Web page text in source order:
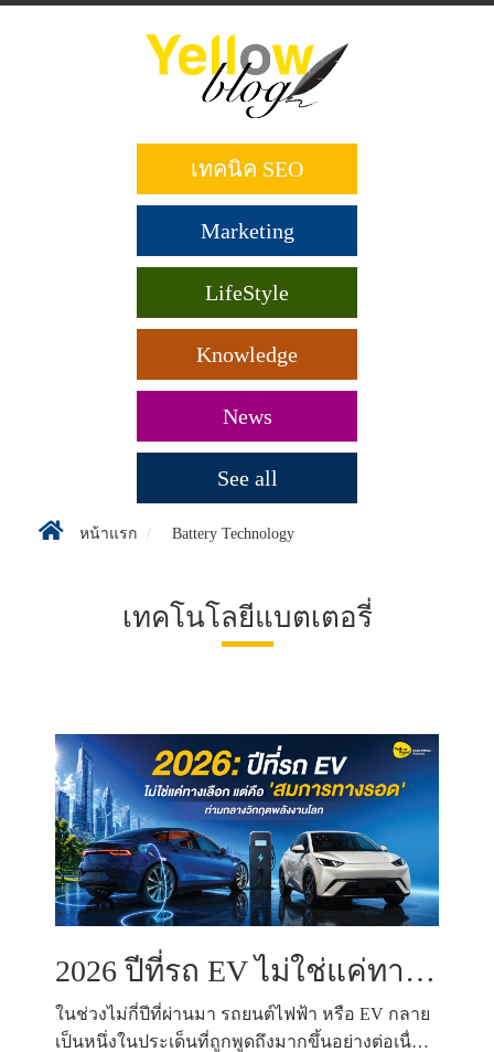
เทคนิค SEO
Marketing
LifeStyle
Knowledge
News
See all
หน้าแรก Battery Technology
เทคโนโลยีแบตเตอรี่
2026 ปีที่รถ EV ไม่ใช่แค่ทางเลือก แต่คือ 'สมการทางรอด' ท่ามกลางวิกฤตพลังงานโลก
ในช่วงไม่กี่ปีที่ผ่านมา รถยนต์ไฟฟ้า หรือ EV กลาย
เป็นหนึ่งในประเด็นที่ถูกพูดถึงมากขึ้นอย่างต่อเนื่อง